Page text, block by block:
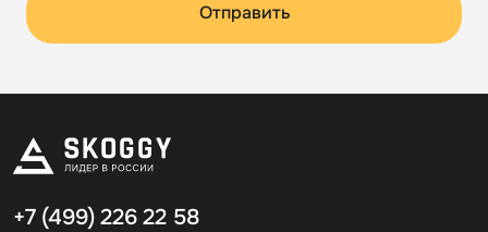
Отправить
+7 (499) 226 22 58